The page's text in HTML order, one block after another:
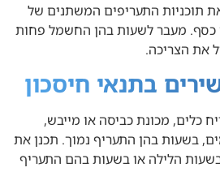
תוכניות התעריפים המשתנים של
מעבר לשעות בהן החשמל פחות
את הצריכה.
כלים, מכונת כביסה או מייבש,
בשעות בהן התעריף נמוך. תכנן את
הלילה או בשעות בהם התעריף